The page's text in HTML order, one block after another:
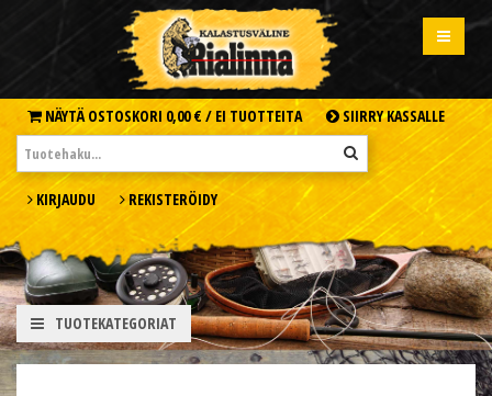
NÄYTÄ OSTOSKORI 0,00 € / EI TUOTTEITA SIIRRY KASSALLE
KIRJAUDU REKISTERÖIDY
TUOTEKATEGORIAT